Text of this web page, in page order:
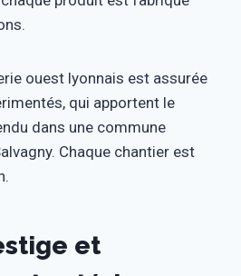
ouest lyonnais est assurée
qui apportent le
dans une commune
Chaque chantier est
et